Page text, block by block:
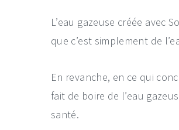
L’eau gazeuse créée avec
que c’est simplement de
En revanche, en ce qui
fait de boire de l’eau
santé.